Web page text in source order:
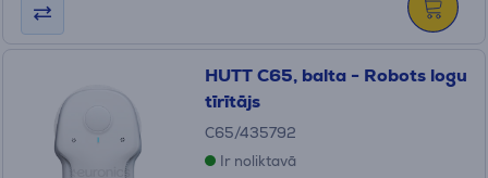
HUTT C65, balta - Robots logu
tīrītājs
C65/435792
Ir noliktavā